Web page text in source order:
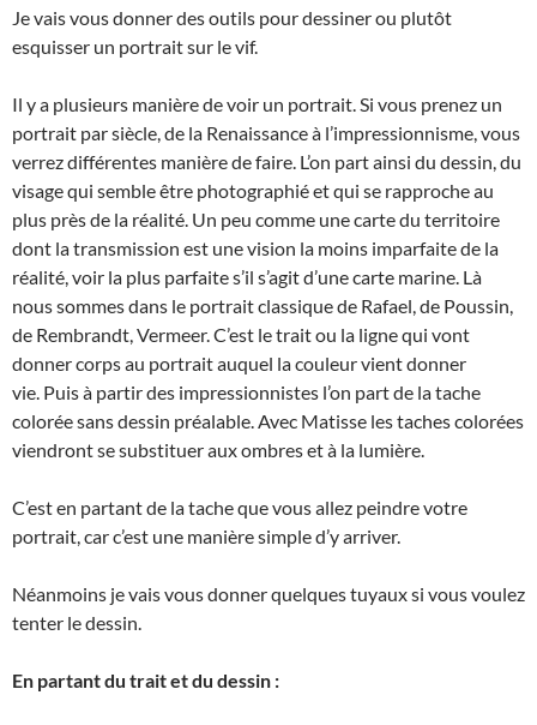
Je vais vous donner des outils pour dessiner ou plutôt
esquisser un portrait sur le vif.
Il y a plusieurs manière de voir un portrait. Si vous prenez un
portrait par siècle, de la Renaissance à l’impressionnisme, vous
verrez différentes manière de faire. L’on part ainsi du dessin, du
visage qui semble être photographié et qui se rapproche au
plus près de la réalité. Un peu comme une carte du territoire
dont la transmission est une vision la moins imparfaite de la
réalité, voir la plus parfaite s’il s’agit d’une carte marine. Là
nous sommes dans le portrait classique de Rafael, de Poussin,
de Rembrandt, Vermeer. C’est le trait ou la ligne qui vont
donner corps au portrait auquel la couleur vient donner
vie. Puis à partir des impressionnistes l’on part de la tache
colorée sans dessin préalable. Avec Matisse les taches colorées
viendront se substituer aux ombres et à la lumière.
C’est en partant de la tache que vous allez peindre votre
portrait, car c’est une manière simple d’y arriver.
Néanmoins je vais vous donner quelques tuyaux si vous voulez
tenter le dessin.
En partant du trait et du dessin :